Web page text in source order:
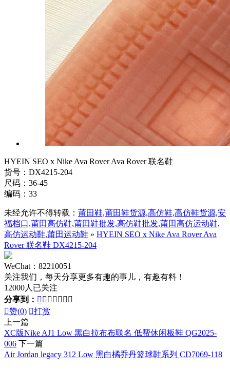
HYEIN SEO x Nike Ava Rover Ava Rover 联名鞋
货号：DX4215-204
尺码：36-45
编码：33
未经允许不得转载： 莆田鞋,莆田鞋货源,高仿鞋,高仿鞋货源,安
福档口,莆田高仿鞋,莆田鞋批发,高仿鞋批发,莆田高仿运动鞋,
高仿运动鞋,莆田运动鞋 » HYEIN SEO x Nike Ava Rover Ava
Rover 联名鞋 DX4215-204
WeChat：82210051
关注我们，每天分享更多有趣的事儿，有趣有料！
12000人已关注
分享到：       
赞(0) 打赏
上一篇
XC版Nike AJ1 Low 黑白拉布布联名 低帮休闲板鞋 QG2025-
006 下一篇
Air Jordan legacy 312 Low 黑白橘乔丹篮球鞋系列 CD7069-118